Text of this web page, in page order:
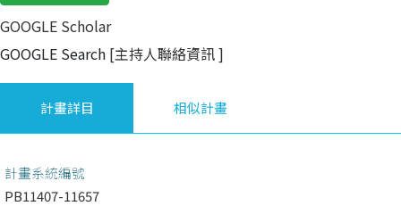
GOOGLE Scholar
GOOGLE Search [主持人聯絡資訊]
計畫詳目 相似計畫
計畫系統編號
PB11407-11657